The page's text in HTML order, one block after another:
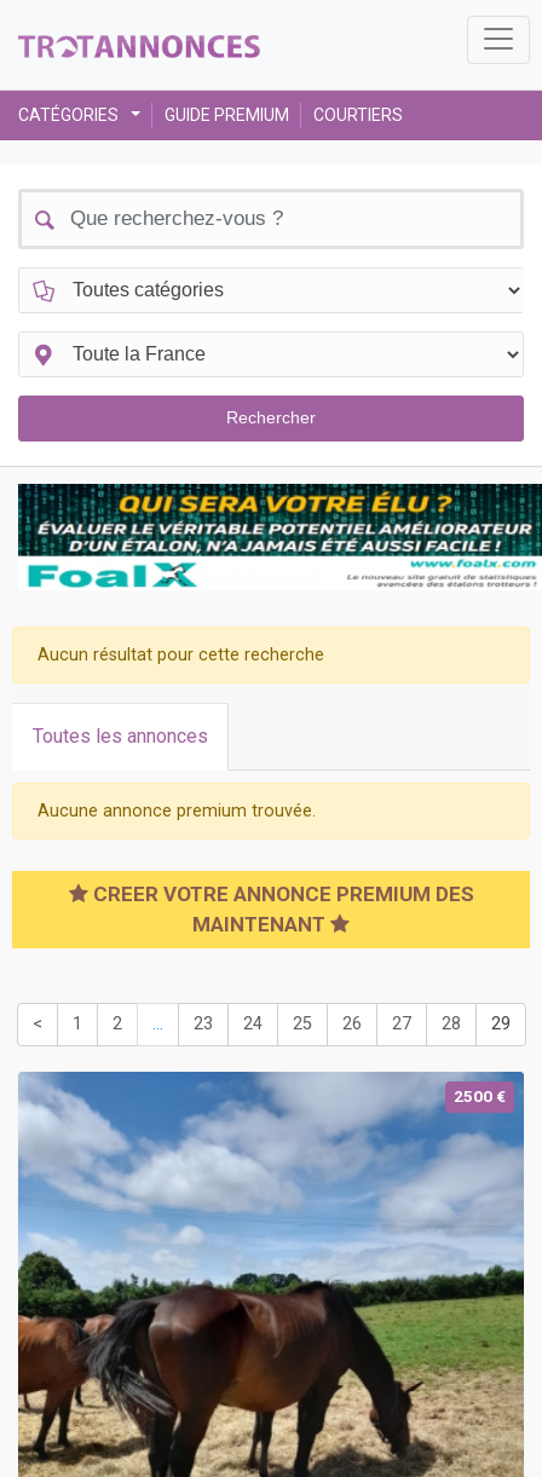
CATÉGORIES GUIDE PREMIUM COURTIERS
Aucun résultat pour cette recherche
Toutes les annonces
Aucune annonce premium trouvée.
CREER VOTRE ANNONCE PREMIUM DES
MAINTENANT
< 1 2 ... 23 24 25 26 27 28 29
2500 €